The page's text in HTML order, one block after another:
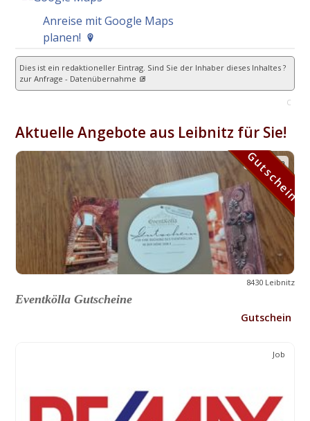
Anreise mit Google Maps
planen!
Dies ist ein redaktioneller Eintrag. Sind Sie der Inhaber dieses Inhaltes ?
zur Anfrage - Datenübernahme
C
Aktuelle Angebote aus Leibnitz für Sie!
Gutschein
8430 Leibnitz
Eventkölla Gutscheine
Gutschein
Gutschein
Job